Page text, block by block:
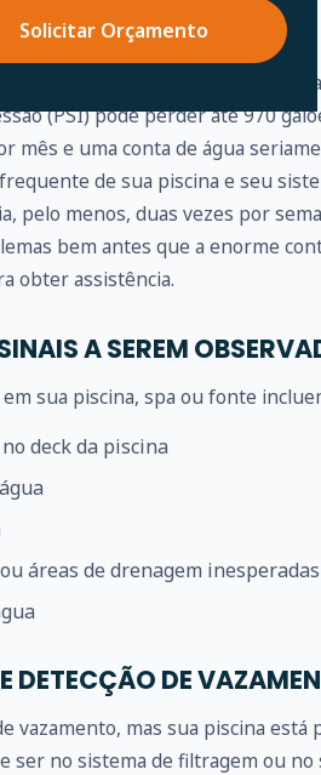
Solicitar Orçamento
por você.
pequeno vazamento no
(PSI) pode perder até 970
mês e uma conta de água
de sua piscina e seu
pelo menos, duas vezes por
bem antes que a enorme
obter assistência.
A SEREM
sua piscina, spa ou fonte
deck da piscina
áreas de drenagem inesperadas
DETECÇÃO DE
vazamento, mas sua piscina está
ser no sistema de filtragem ou no